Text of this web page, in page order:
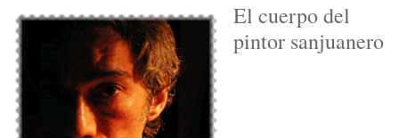
El cuerpo del
pintor sanjuanero